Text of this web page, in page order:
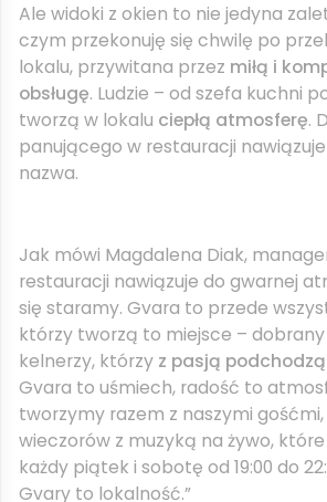
Ale widoki z okien to nie jedyna
czym przekonuję się chwilę po
lokalu, przywitana przez miłą i
obsługę. Ludzie – od szefa kuchni
tworzą w lokalu ciepłą atmosferę.
panującego w restauracji
nazwa.
Jak mówi Magdalena Diak,
restauracji nawiązuje do gwarnej
się staramy. Gvara to przede
którzy tworzą to miejsce – dobrany
kelnerzy, którzy z pasją
Gvara to uśmiech, radość to
tworzymy razem z naszymi
wieczorów z muzyką na żywo,
każdy piątek i sobotę od 19:00 do
Gvary to lokalność.”